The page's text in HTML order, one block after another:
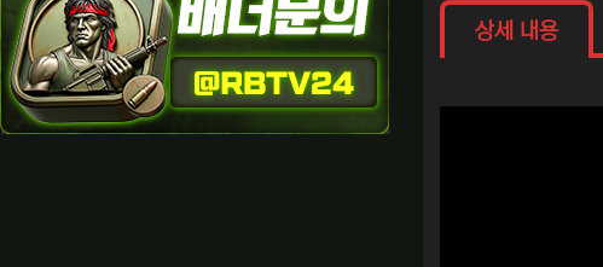
상세 내용